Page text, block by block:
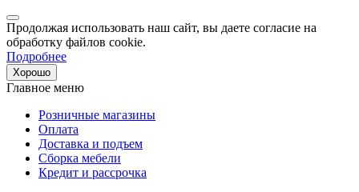
Продолжая использовать наш сайт, вы даете согласие на
обработку файлов cookie.
Подробнее
Хорошо
Главное меню
Розничные магазины
Оплата
Доставка и подъем
Сборка мебели
Кредит и рассрочка